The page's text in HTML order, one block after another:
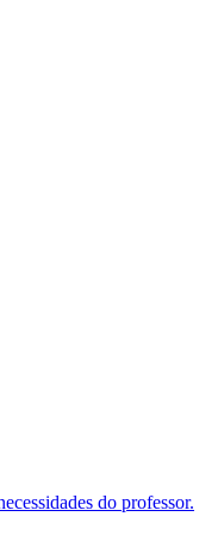
do professor.